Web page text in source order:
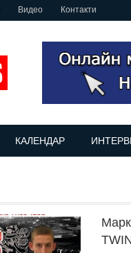
Видео Контакти
КАЛЕНДАР